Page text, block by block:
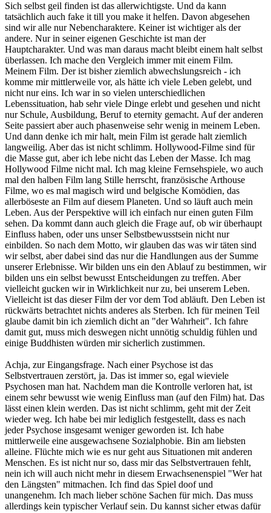
Sich selbst geil finden ist das allerwichtigste. Und da kann
tatsächlich auch fake it till you make it helfen. Davon abgesehen
sind wir alle nur Nebencharaktere. Keiner ist wichtiger als der
andere. Nur in seiner eigenen Geschichte ist man der
Hauptcharakter. Und was man daraus macht bleibt einem halt selbst
überlassen. Ich mache den Vergleich immer mit einem Film.
Meinem Film. Der ist bisher ziemlich abwechslungsreich - ich
komme mir mittlerweile vor, als hätte ich viele Leben gelebt, und
nicht nur eins. Ich war in so vielen unterschiedlichen
Lebenssituation, hab sehr viele Dinge erlebt und gesehen und nicht
nur Schule, Ausbildung, Beruf to eternity gemacht. Auf der anderen
Seite passiert aber auch phasenweise sehr wenig in meinem Leben.
Und dann denke ich mir halt, mein Film ist gerade halt ziemlich
langweilig. Aber das ist nicht schlimm. Hollywood-Filme sind für
die Masse gut, aber ich lebe nicht das Leben der Masse. Ich mag
Hollywood Filme nicht mal. Ich mag kleine Fernsehspiele, wo auch
mal den halben Film lang Stille herrscht, französische Arthouse
Filme, wo es mal magisch wird und belgische Komödien, das
allerböseste an Film auf diesem Planeten. Und so läuft auch mein
Leben. Aus der Perspektive will ich einfach nur einen guten Film
sehen. Da kommt dann auch gleich die Frage auf, ob wir überhaupt
Einfluss haben, oder uns unser Selbstbewusstsein nicht nur
einbilden. So nach dem Motto, wir glauben das was wir täten sind
wir selbst, aber dabei sind das nur die Handlungen aus der Summe
unserer Erlebnisse. Wir bilden uns ein den Ablauf zu bestimmen, wir
bilden uns ein selbst bewusst Entscheidungen zu treffen. Aber
vielleicht gucken wir in Wirklichkeit nur zu, bei unserem Leben.
Vielleicht ist das dieser Film der vor dem Tod abläuft. Den Leben ist
rückwärts betrachtet nichts anderes als Sterben. Ich für meinen Teil
glaube damit bin ich ziemlich dicht an "der Wahrheit". Ich fahre
damit gut, muss mich deswegen nicht unnötig schuldig fühlen und
einige Buddhisten würden mir sicherlich zustimmen.
Achja, zur Eingangsfrage. Nach einer Psychose ist das
Selbstvertrauen zerstört, ja. Das ist immer so, egal wieviele
Psychosen man hat. Nachdem man die Kontrolle verloren hat, ist
einem sehr bewusst wie wenig Einfluss man (auf den Film) hat. Das
lässt einen klein werden. Das ist nicht schlimm, geht mit der Zeit
wieder weg. Ich habe bei mir lediglich festgestellt, dass es nach
jeder Psychose insgesamt weniger geworden ist. Ich habe
mittlerweile eine ausgewachsene Sozialphobie. Bin am liebsten
alleine. Flüchte mich wie es nur geht aus Situationen mit anderen
Menschen. Es ist nicht nur so, dass mir das Selbstvertrauen fehlt,
nein ich will auch nicht mehr in diesem Erwachsenenspiel "Wer hat
den Längsten" mitmachen. Ich find das Spiel doof und
unangenehm. Ich mach lieber schöne Sachen für mich. Das muss
allerdings kein typischer Verlauf sein. Du kannst sicher etwas dafür